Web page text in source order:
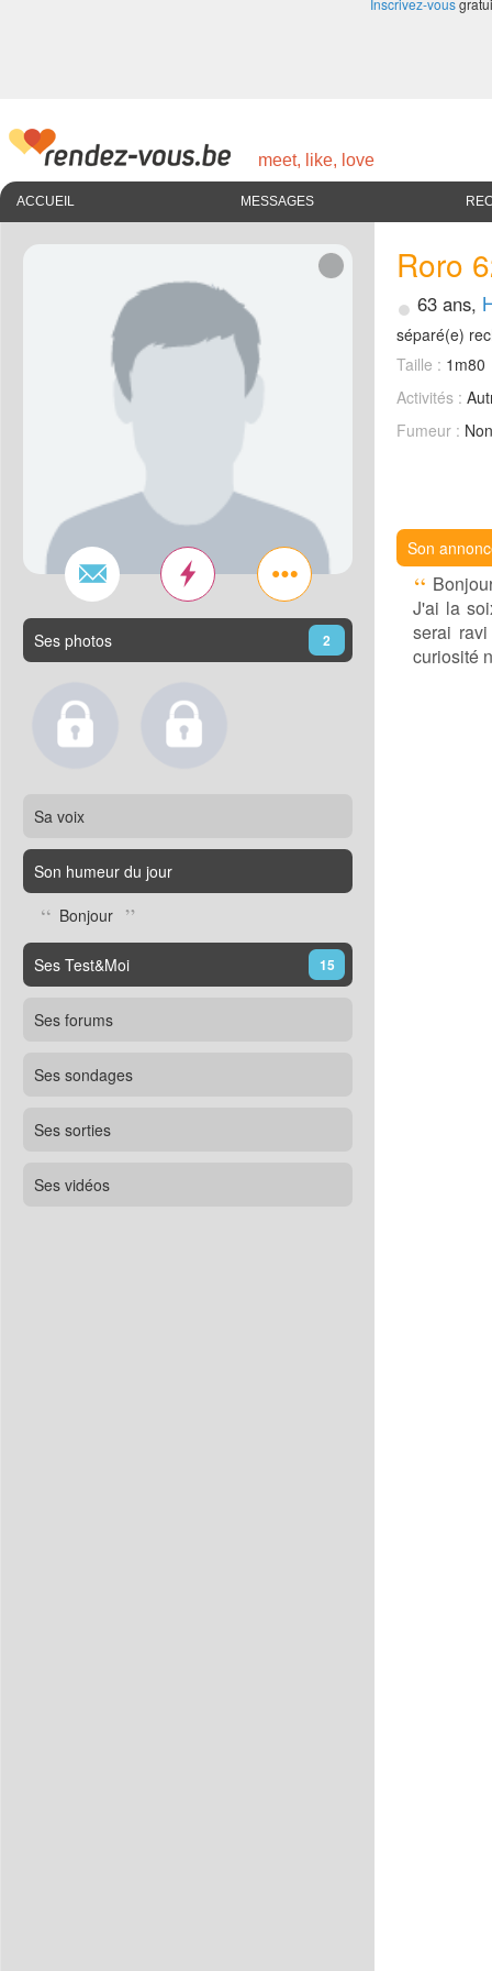
Inscrivez-vous
meet, like, love
ACCUEIL MESSAGES
2
Ses photos
Sa voix
Son humeur du jour
Bonjour
15
Ses Test&Moi
Ses forums
Ses sondages
Ses sorties
Ses vidéos
Roro
• 63 ans,
séparé(e)
Taille : 1m80
Activités :
Fumeur : Non
Son
J'ai la
serai
curiosité